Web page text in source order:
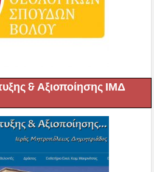
& Αξιοποίησης ΙΜΔ